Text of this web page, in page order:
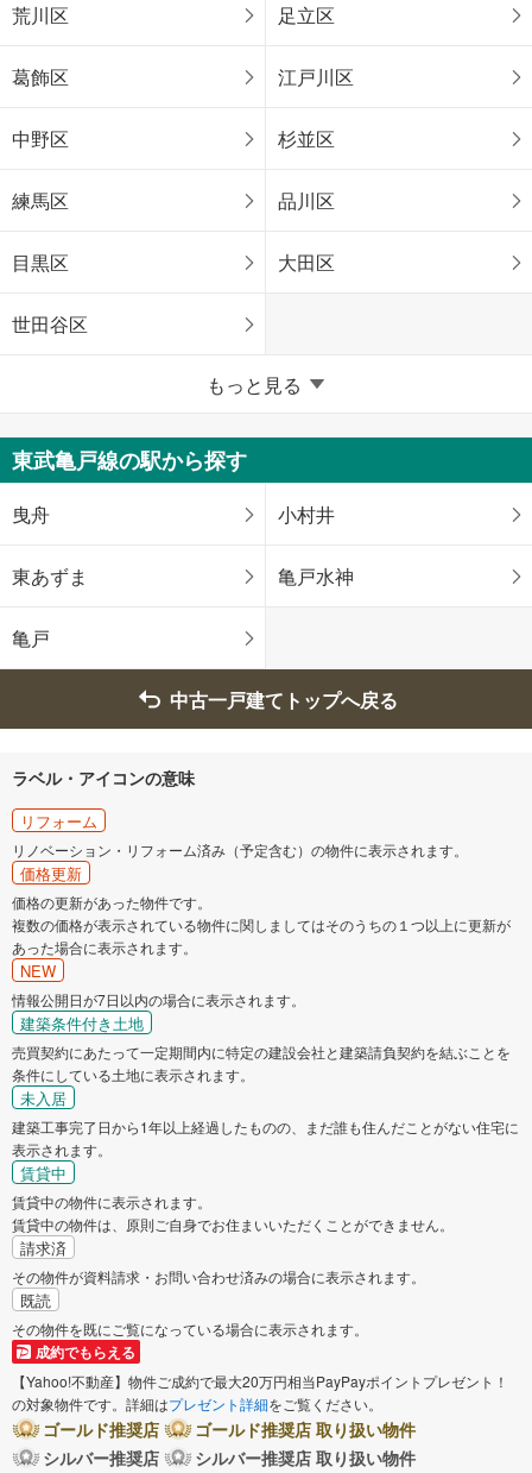
荒川区 足立区
葛飾区 江戸川区
中野区 杉並区
練馬区 品川区
目黒区 大田区
世田谷区
八王子市 立川市
武蔵野市 三鷹市
青梅市 府中市
昭島市
小金井市
東村山市
国立市
狛江市 東大和市
清瀬市 東久留米市
武蔵村山市 多摩市
稲城市 羽村市
あきる野市
西多摩郡瑞穂町
もっと見る
東武亀戸線の駅から探す
曳舟 小村井
東あずま 亀戸水神
亀戸
中古一戸建てトップへ戻る
ラベル・アイコンの意味
リフォーム
リノベーション・リフォーム済み（予定含む）の物件に表示されます。
価格更新
価格の更新があった物件です。
複数の価格が表示されている物件に関しましてはそのうちの１つ以上に更新が
あった場合に表示されます。
NEW
情報公開日が7日以内の場合に表示されます。
建築条件付き土地
売買契約にあたって一定期間内に特定の建設会社と建築請負契約を結ぶことを
条件にしている土地に表示されます。
未入居
建築工事完了日から1年以上経過したものの、まだ誰も住んだことがない住宅に
表示されます。
賃貸中
賃貸中の物件に表示されます。
賃貸中の物件は、原則ご自身でお住まいいただくことができません。
請求済
その物件が資料請求・お問い合わせ済みの場合に表示されます。
既読
その物件を既にご覧になっている場合に表示されます。
成約でもらえる
【Yahoo!不動産】物件ご成約で最大20万円相当PayPayポイントプレゼント！
の対象物件です。詳細はプレゼント詳細をご覧ください。
ゴールド推奨店
ゴールド推奨店 取り扱い物件
シルバー推奨店
シルバー推奨店 取り扱い物件